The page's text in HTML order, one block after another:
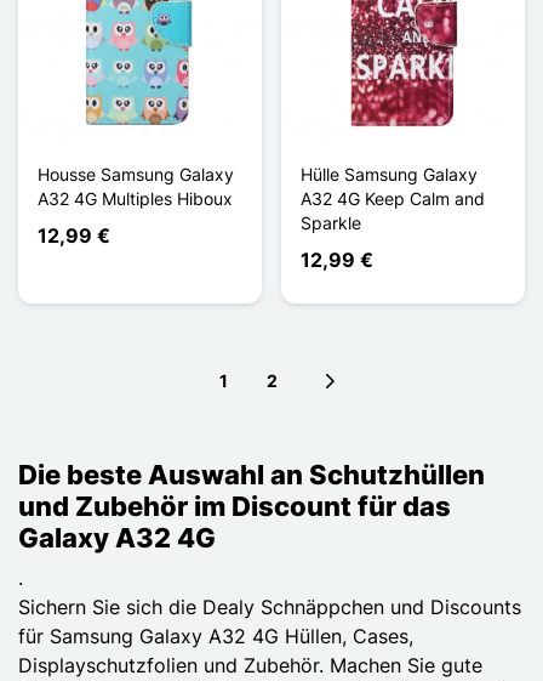
Housse Samsung Galaxy
A32 4G Multiples Hiboux
12,99 €
Hülle Samsung Galaxy
A32 4G Keep Calm and
Sparkle
12,99 €
1 2
Die beste Auswahl an Schutzhüllen
und Zubehör im Discount für das
Galaxy A32 4G
.
Sichern Sie sich die Dealy Schnäppchen und Discounts
für Samsung Galaxy A32 4G Hüllen, Cases,
Displayschutzfolien und Zubehör. Machen Sie gute